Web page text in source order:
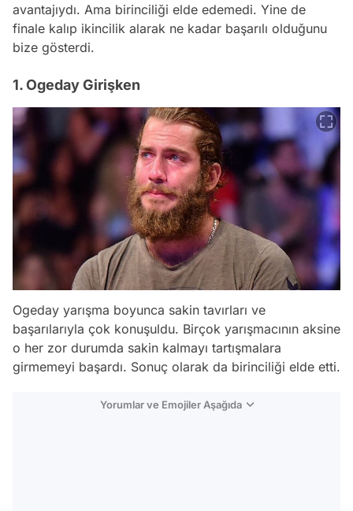
avantajıydı. Ama birinciliği elde edemedi. Yine de
finale kalıp ikincilik alarak ne kadar başarılı olduğunu
bize gösterdi.
1. Ogeday Girişken
Ogeday yarışma boyunca sakin tavırları ve
başarılarıyla çok konuşuldu. Birçok yarışmacının aksine
o her zor durumda sakin kalmayı tartışmalara
girmemeyi başardı. Sonuç olarak da birinciliği elde etti.
Yorumlar ve Emojiler Aşağıda